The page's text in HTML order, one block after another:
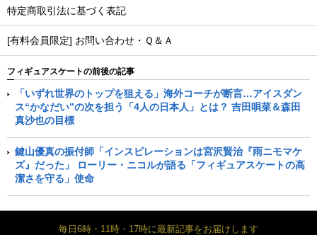
特定商取引法に基づく表記
[有料会員限定] お問い合わせ・Ｑ＆Ａ
フィギュアスケートの前後の記事
「いずれ世界のトップを狙える」海外コーチが断言…アイスダン
ス“かなだい”の次を担う「4人の日本人」とは？ 吉田唄菜＆森田
真沙也の目標
鍵山優真の振付師「インスピレーションは宮沢賢治『雨ニモマケ
ズ』だった」 ローリー・ニコルが語る「フィギュアスケートの高
潔さを守る」使命
毎日6時・11時・17時に最新記事をお届けします